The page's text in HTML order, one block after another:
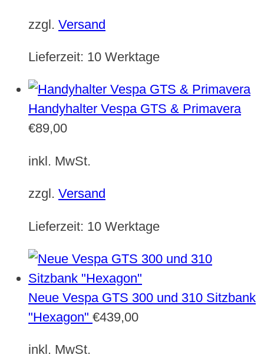
zzgl. Versand
Lieferzeit: 10 Werktage
Handyhalter Vespa GTS & Primavera
€89,00
inkl. MwSt.
zzgl. Versand
Lieferzeit: 10 Werktage
Neue Vespa GTS 300 und 310 Sitzbank
"Hexagon" €439,00
inkl. MwSt.